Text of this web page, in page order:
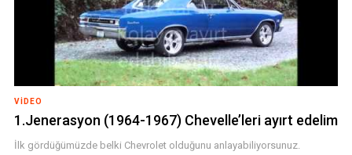
VIDEO
1.Jenerasyon (1964-1967) Chevelle’leri ayırt edelim
İlk gördüğümüzde belki Chevrolet olduğunu anlayabiliyorsunuz.